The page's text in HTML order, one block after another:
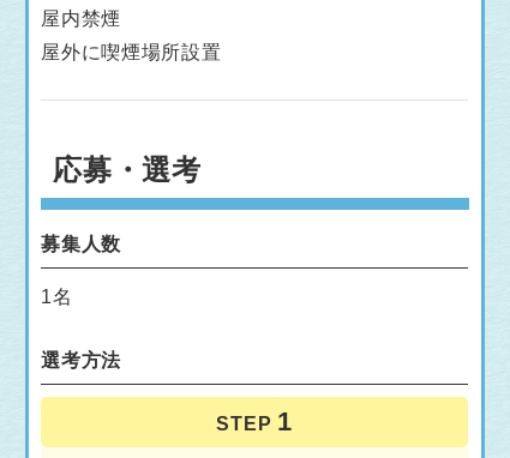
屋内禁煙
屋外に喫煙場所設置
応募・選考
募集人数
1名
選考方法
STEP